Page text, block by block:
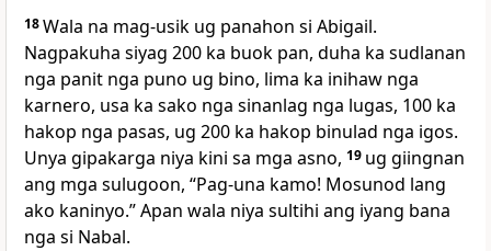
18Wala na mag-usik ug panahon si Abigail.
Nagpakuha siyag 200 ka buok pan, duha ka sudlanan
nga panit nga puno ug bino, lima ka inihaw nga
karnero, usa ka sako nga sinanlag nga lugas, 100 ka
hakop nga pasas, ug 200 ka hakop binulad nga igos.
Unya gipakarga niya kini sa mga asno, 19 ug giingnan
ang mga sulugoon, “Pag-una kamo! Mosunod lang
ako kaninyo.” Apan wala niya sultihi ang iyang bana
nga si Nabal.